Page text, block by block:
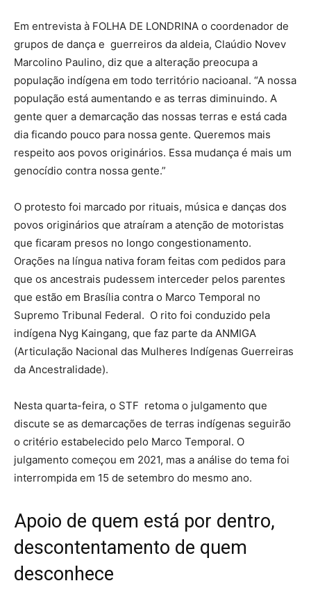
Em entrevista à FOLHA DE LONDRINA o coordenador de
grupos de dança e guerreiros da aldeia, Claúdio Novev
Marcolino Paulino, diz que a alteração preocupa a
população indígena em todo território nacioanal. “A nossa
população está aumentando e as terras diminuindo. A
gente quer a demarcação das nossas terras e está cada
dia ficando pouco para nossa gente. Queremos mais
respeito aos povos originários. Essa mudança é mais um
genocídio contra nossa gente.”
O protesto foi marcado por rituais, música e danças dos
povos originários que atraíram a atenção de motoristas
que ficaram presos no longo congestionamento.
Orações na língua nativa foram feitas com pedidos para
que os ancestrais pudessem interceder pelos parentes
que estão em Brasília contra o Marco Temporal no
Supremo Tribunal Federal. O rito foi conduzido pela
indígena Nyg Kaingang, que faz parte da ANMIGA
(Articulação Nacional das Mulheres Indígenas Guerreiras
da Ancestralidade).
Nesta quarta-feira, o STF retoma o julgamento que
discute se as demarcações de terras indígenas seguirão
o critério estabelecido pelo Marco Temporal. O
julgamento começou em 2021, mas a análise do tema foi
interrompida em 15 de setembro do mesmo ano.
Apoio de quem está por dentro,
descontentamento de quem
desconhece